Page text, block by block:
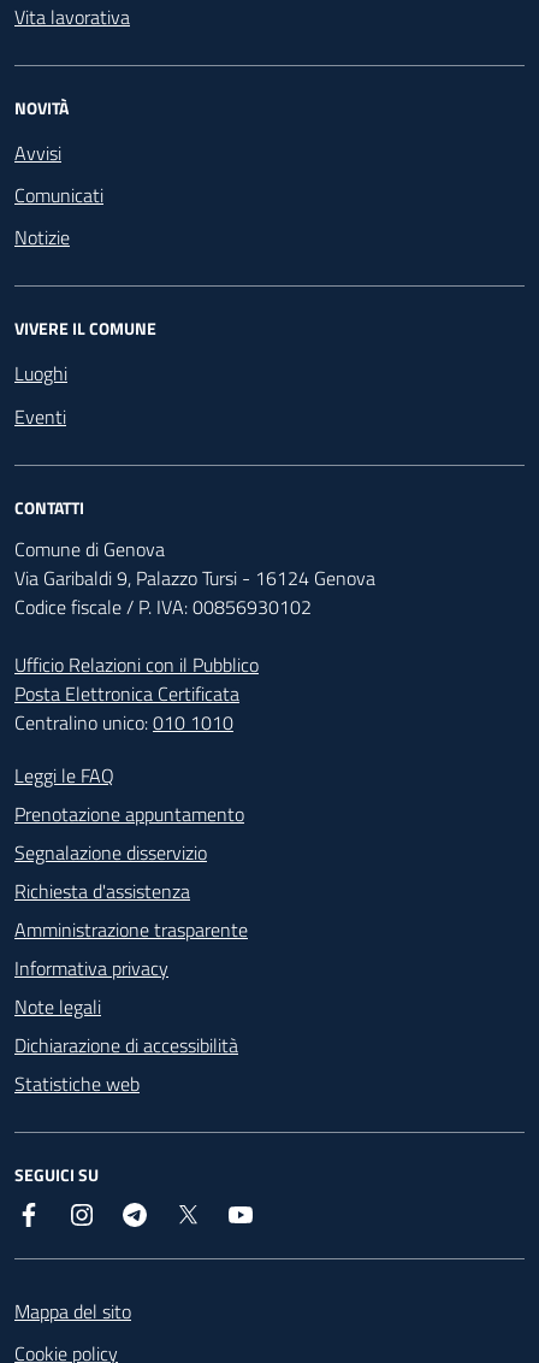
Vita lavorativa
NOVITÀ
Avvisi
Comunicati
Notizie
VIVERE IL COMUNE
Luoghi
Eventi
CONTATTI
Comune di Genova
Via Garibaldi 9, Palazzo Tursi - 16124 Genova
Codice fiscale / P. IVA: 00856930102
Ufficio Relazioni con il Pubblico
Posta Elettronica Certificata
Centralino unico:010 1010
Footer - Contatti
Leggi le FAQ
Prenotazione appuntamento
Segnalazione disservizio
Richiesta d'assistenza
Amministrazione trasparente
Informativa privacy
Note legali
Dichiarazione di accessibilità
Statistiche web
SEGUICI SU
Facebook InstagramTelegram
Mappa del sito
Cookie policy